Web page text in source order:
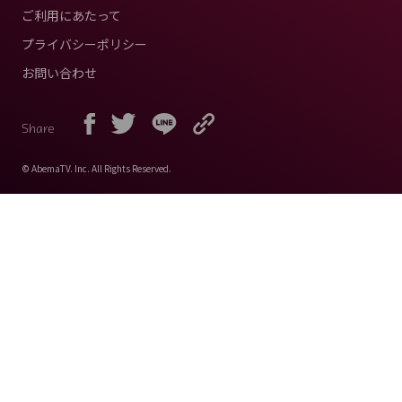
ご利用にあたって
プライバシーポリシー
お問い合わせ
Share
© AbemaTV. Inc. All Rights Reserved.